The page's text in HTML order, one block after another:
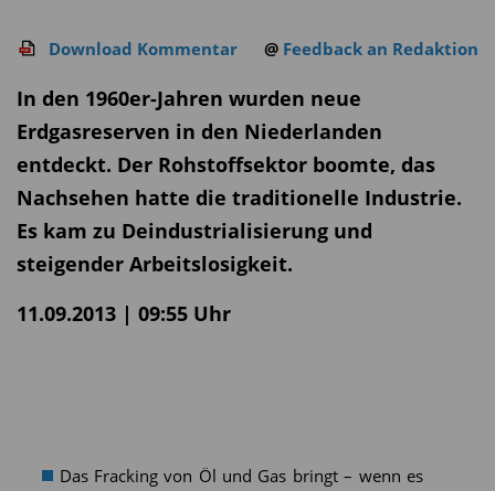
Download Kommentar @ Feedback an Redaktion
In den 1960er-Jahren wurden neue
Erdgasreserven in den Niederlanden
entdeckt. Der Rohstoffsektor boomte, das
Nachsehen hatte die traditionelle Industrie.
Es kam zu Deindustrialisierung und
steigender Arbeitslosigkeit.
11.09.2013 | 09:55 Uhr
Das Fracking von Öl und Gas bringt – wenn es